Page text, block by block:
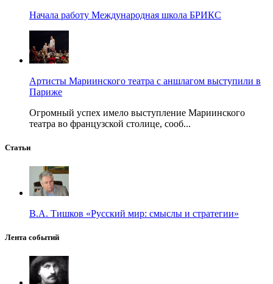
Начала работу Международная школа БРИКС
Артисты Мариинского театра с аншлагом выступили в
Париже
Огромный успех имело выступление Мариинского
театра во французской столице, сооб...
Статьи
В.А. Тишков «Русский мир: смыслы и стратегии»
Лента событий